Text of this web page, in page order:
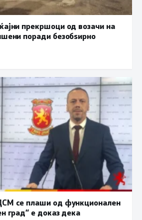
прекршоци од возачи на
поради безобѕирно
се плаши од функционален
град“ е доказ дека